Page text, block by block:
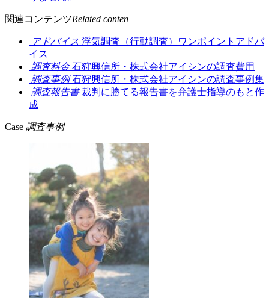
関連コンテンツRelated conten
アドバイス 浮気調査（行動調査）ワンポイントアドバ
イス
調査料金 石狩興信所・株式会社アイシンの調査費用
調査事例 石狩興信所・株式会社アイシンの調査事例集
調査報告書 裁判に勝てる報告書を弁護士指導のもと作
成
Case 調査事例